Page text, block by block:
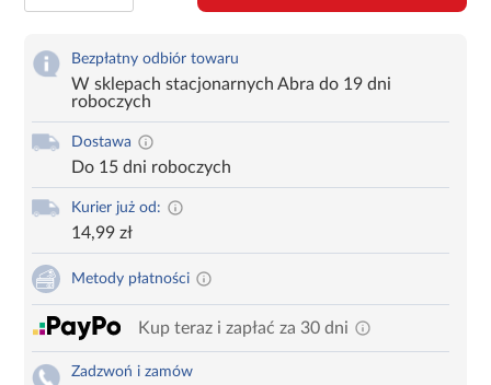
Bezpłatny odbiór towaru
W sklepach stacjonarnych Abra do 19 dni
roboczych
Dostawa
Do 15 dni roboczych
Kurier już od:
14,99 zł
Metody płatności
Kup teraz i zapłać za 30 dni
Zadzwoń i zamów